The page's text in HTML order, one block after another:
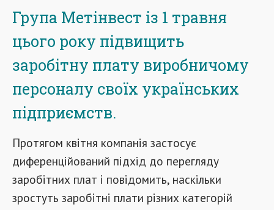
Група Метінвест із 1 травня
цього року підвищить
заробітну плату виробничому
персоналу своїх українських
підприємств.
Протягом квітня компанія застосує
диференційований підхід до перегляду
заробітних плат і повідомить, наскільки
зростуть заробітні плати різних категорій